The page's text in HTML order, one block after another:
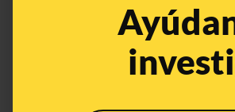
alimentación?